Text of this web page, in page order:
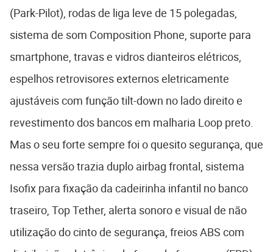
(Park-Pilot), rodas de liga leve de 15 polegadas,
sistema de som Composition Phone, suporte para
smartphone, travas e vidros dianteiros elétricos,
espelhos retrovisores externos eletricamente
ajustáveis com função tilt-down no lado direito e
revestimento dos bancos em malharia Loop preto.
Mas o seu forte sempre foi o quesito segurança, que
nessa versão trazia duplo airbag frontal, sistema
Isofix para fixação da cadeirinha infantil no banco
traseiro, Top Tether, alerta sonoro e visual de não
utilização do cinto de segurança, freios ABS com